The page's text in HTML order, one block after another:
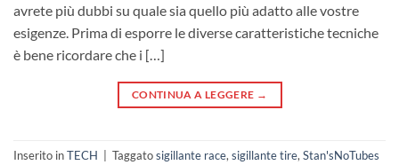
avrete più dubbi su quale sia quello più adatto alle vostre
esigenze. Prima di esporre le diverse caratteristiche tecniche
è bene ricordare che i […]
CONTINUA A LEGGERE →
Inserito inTECH Taggatosigillante race, sigillante tire, Stan'sNoTubes